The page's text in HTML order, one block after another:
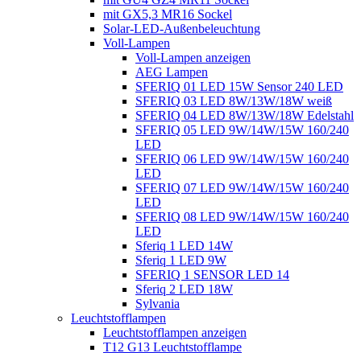
mit GX5,3 MR16 Sockel
Solar-LED-Außenbeleuchtung
Voll-Lampen
Voll-Lampen anzeigen
AEG Lampen
SFERIQ 01 LED 15W Sensor 240 LED
SFERIQ 03 LED 8W/13W/18W weiß
SFERIQ 04 LED 8W/13W/18W Edelstahl
SFERIQ 05 LED 9W/14W/15W 160/240
LED
SFERIQ 06 LED 9W/14W/15W 160/240
LED
SFERIQ 07 LED 9W/14W/15W 160/240
LED
SFERIQ 08 LED 9W/14W/15W 160/240
LED
Sferiq 1 LED 14W
Sferiq 1 LED 9W
SFERIQ 1 SENSOR LED 14
Sferiq 2 LED 18W
Sylvania
Leuchtstofflampen
Leuchtstofflampen anzeigen
T12 G13 Leuchtstofflampe